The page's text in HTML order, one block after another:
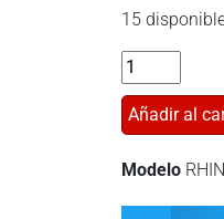
15
Añadir al
Modelo